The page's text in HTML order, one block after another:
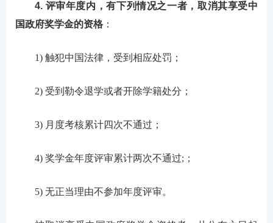
4. 评审年度内，有下列情况之一者，取消其享受中
国政府奖学金的资格 ：
1) 触犯中国法律，受到相应处罚；
2) 受到勒令退学或者开除学籍处分；
3) 月度考核累计四次不通过；
4) 奖学金年度评审累计两次不通过;；
5) 无正当理由不参加年度评审。